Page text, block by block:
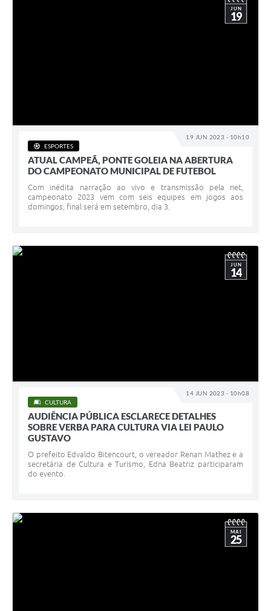
19 JUN 2023 - 10h10
JUN
19
ESPORTES
ATUAL CAMPEÃ, PONTE GOLEIA NA ABERTURA
DO CAMPEONATO MUNICIPAL DE FUTEBOL
Com inédita narração ao vivo e transmissão pela net,
campeonato 2023 vem com seis equipes em jogos aos
domingos; final será em setembro, dia 3.
14 JUN 2023 - 10h08
JUN
14
CULTURA
AUDIÊNCIA PÚBLICA ESCLARECE DETALHES
SOBRE VERBA PARA CULTURA VIA LEI PAULO
GUSTAVO
O prefeito Edvaldo Bitencourt, o vereador Renan Mathez e a
secretária de Cultura e Turismo, Edna Beatriz participaram
do evento.
MAI
25